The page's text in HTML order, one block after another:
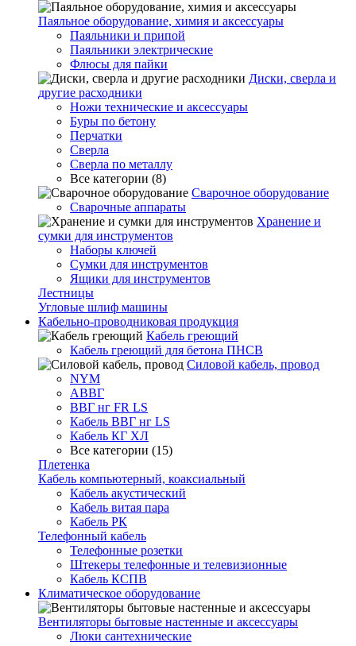
Паяльное оборудование, химия и аксессуары
Паяльники и припой
Паяльники электрические
Флюсы для пайки
Диски, сверла и
другие расходники
Ножи технические и аксессуары
Буры по бетону
Перчатки
Сверла
Сверла по металлу
Все категории (8)
Сварочное оборудование
Сварочные аппараты
Хранение и
сумки для инструментов
Наборы ключей
Сумки для инструментов
Ящики для инструментов
Лестницы
Угловые шлиф машины
Кабельно-проводниковая продукция
Кабель греющий
Кабель греющий для бетона ПНСВ
Силовой кабель, провод
NYM
АВВГ
ВВГ нг FR LS
Кабель ВВГ нг LS
Кабель КГ ХЛ
Все категории (15)
Плетенка
Кабель компьютерный, коаксиальный
Кабель акустический
Кабель витая пара
Кабель РК
Телефонный кабель
Телефонные розетки
Штекеры телефонные и телевизионные
Кабель КСПВ
Климатическое оборудование
Вентиляторы бытовые настенные и аксессуары
Люки сантехнические